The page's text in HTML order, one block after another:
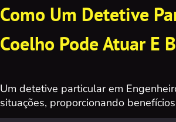
Como Um Detetive
Coelho Pode Atuar E
Um detetive particular em
situações, proporcionando